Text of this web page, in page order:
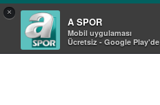
×
A SPOR
Mobil uygulaması
Ücretsiz - Google Play'de